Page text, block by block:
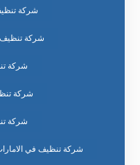
شركة
شركة
شركة
شركة
شركة
شركة تنظيف في